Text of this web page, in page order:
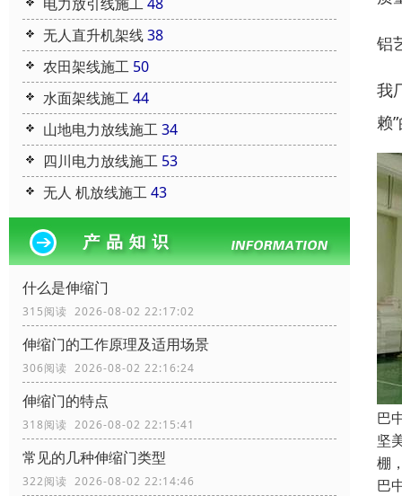
无人直升机架线38
农田架线施工 50
水面架线施工44
山地电力放线施工34
四川电力放线施工 53
无人 机放线施工43
什么是伸缩门
315阅读 2026-08-02 22:17:02
伸缩门的工作原理及适用场景
306阅读 2026-08-02 22:16:24
伸缩门的特点
318阅读 2026-08-02 22:15:41
常见的几种伸缩门类型
322阅读 2026-08-02 22:14:46
铝
我
赖
巴
坚
棚
巴